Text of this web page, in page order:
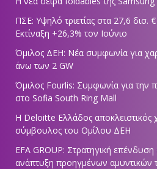
ΠΣΕ: Υψηλό τριετίας στα 27,6 δισ.
Εκτίναξη +26,3% τον Ιούνιο
Όμιλος ΔΕΗ: Νέα συμφωνία για
άνω των 2 GW
Όμιλος Fourlis: Συμφωνία για την
στο Sofia South Ring Mall
Η Deloitte Ελλάδος αποκλειστικός
σύμβουλος του Ομίλου ΔΕΗ
EFA GROUP: Στρατηγική
ανάπτυξη προηγμένων αμυντικών